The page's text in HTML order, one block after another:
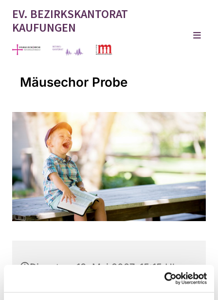
EV. BEZIRKSKANTORAT
KAUFUNGEN
Mäusechor Probe
Dienstag, 18. Mai 2027, 15:15 Uhr
Stephanushaus Oberkaufungen,